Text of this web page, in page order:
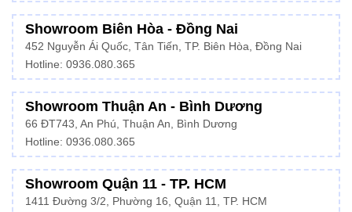
Showroom Biên Hòa - Đồng Nai
452 Nguyễn Ái Quốc, Tân Tiến, TP. Biên Hòa, Đồng Nai
Hotline: 0936.080.365
Showroom Thuận An - Bình Dương
66 ĐT743, An Phú, Thuận An, Bình Dương
Hotline: 0936.080.365
Showroom Quận 11 - TP. HCM
1411 Đường 3/2, Phường 16, Quận 11, TP. HCM